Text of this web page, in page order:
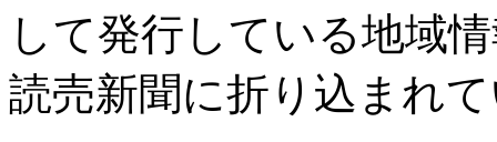
して発行している地域
読売新聞に折り込まれ